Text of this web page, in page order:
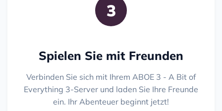
3
Spielen Sie mit Freunden
Verbinden Sie sich mit Ihrem ABOE 3 - A Bit of
Everything 3-Server und laden Sie Ihre Freunde
ein. Ihr Abenteuer beginnt jetzt!